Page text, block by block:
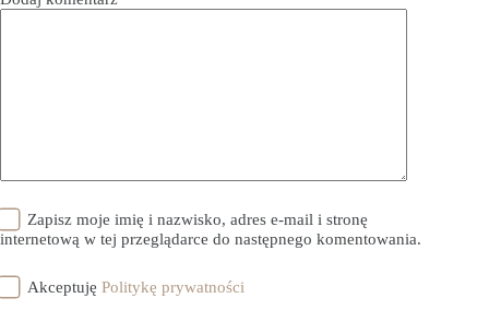
Zapisz moje imię i nazwisko, adres e-mail i stronę
internetową w tej przeglądarce do następnego komentowania.
AkceptujęPolitykę prywatności